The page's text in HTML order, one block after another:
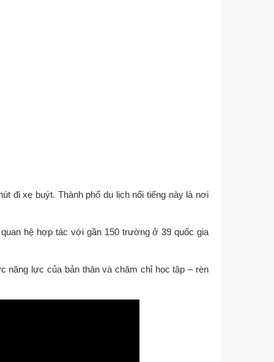
đi xe buýt. Thành phố du lịch nổi tiếng này là nơi
hệ hợp tác với gần 150 trường ở 39 quốc gia
năng lực của bản thân và chăm chỉ học tập – rèn